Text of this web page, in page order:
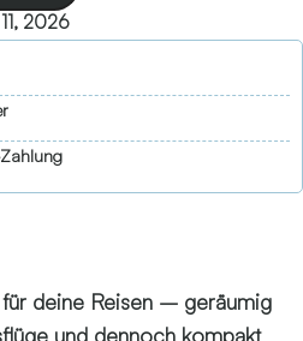
2026
deine Reisen – geräumig
und dennoch kompakt